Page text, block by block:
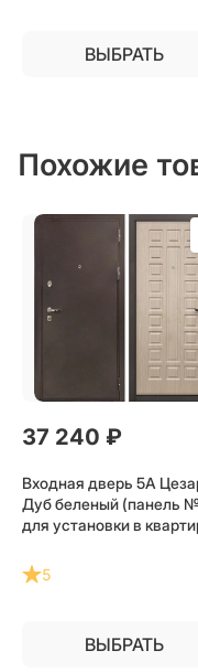
ВЫБРАТЬ
Похожие
37 240 ₽
Входная дверь 5А
Дуб беленый (панель
для установки в
5
ВЫБРАТЬ